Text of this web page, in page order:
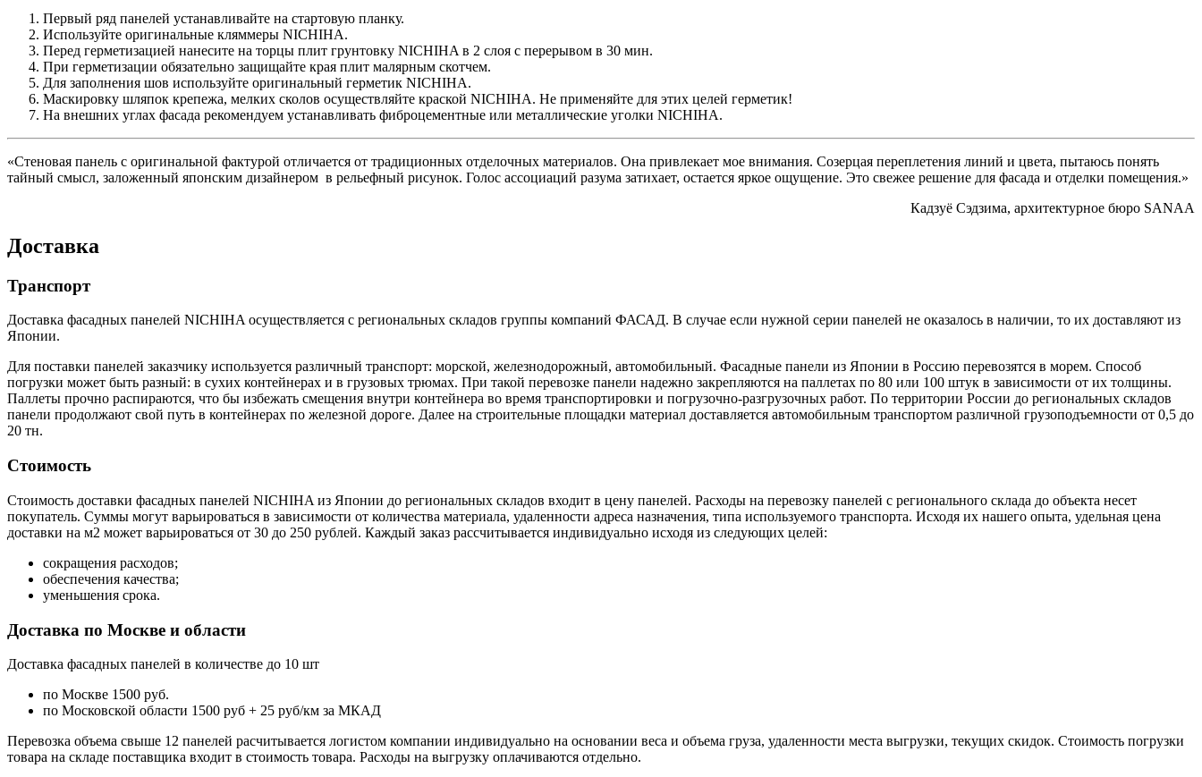
Первый ряд панелей устанавливайте на стартовую планку.
Используйте оригинальные кляммеры NICHIHA.
Перед герметизацией нанесите на торцы плит грунтовку NICHIHA в 2 слоя с перерывом в 30 мин.
При герметизации обязательно защищайте края плит малярным скотчем.
Для заполнения шов используйте оригинальный герметик NICHIHA.
Маскировку шляпок крепежа, мелких сколов осуществляйте краской NICHIHA. Не применяйте для этих целей герметик!
На внешних углах фасада рекомендуем устанавливать фиброцементные или металлические уголки NICHIHA.
«Стеновая панель с оригинальной фактурой отличается от традиционных отделочных материалов. Она привлекает мое внимания. Созерцая переплетения линий и цвета, пытаюсь понять
тайный смысл, заложенный японским дизайнером в рельефный рисунок. Голос ассоциаций разума затихает, остается яркое ощущение. Это свежее решение для фасада и отделки помещения.»
Кадзуё Сэдзима, архитектурное бюро SANAA
Доставка
Транспорт
Доставка фасадных панелей NICHIHA осуществляется с региональных складов группы компаний ФАСАД. В случае если нужной серии панелей не оказалось в наличии, то их доставляют из
Японии.
Для поставки панелей заказчику используется различный транспорт: морской, железнодорожный, автомобильный. Фасадные панели из Японии в Россию перевозятся в морем. Способ
погрузки может быть разный: в сухих контейнерах и в грузовых трюмах. При такой перевозке панели надежно закрепляются на паллетах по 80 или 100 штук в зависимости от их толщины.
Паллеты прочно распираются, что бы избежать смещения внутри контейнера во время транспортировки и погрузочно-разгрузочных работ. По территории России до региональных складов
панели продолжают свой путь в контейнерах по железной дороге. Далее на строительные площадки материал доставляется автомобильным транспортом различной грузоподъемности от 0,5 до
20 тн.
Стоимость
Стоимость доставки фасадных панелей NICHIHA из Японии до региональных складов входит в цену панелей. Расходы на перевозку панелей с регионального склада до объекта несет
покупатель. Суммы могут варьироваться в зависимости от количества материала, удаленности адреса назначения, типа используемого транспорта. Исходя их нашего опыта, удельная цена
доставки на м2 может варьироваться от 30 до 250 рублей. Каждый заказ рассчитывается индивидуально исходя из следующих целей:
сокращения расходов;
обеспечения качества;
уменьшения срока.
Доставка по Москве и области
Доставка фасадных панелей в количестве до 10 шт
по Москве 1500 руб.
по Московской области 1500 руб + 25 руб/км за МКАД
Перевозка объема свыше 12 панелей расчитывается логистом компании индивидуально на основании веса и объема груза, удаленности места выгрузки, текущих скидок. Стоимость погрузки
товара на складе поставщика входит в стоимость товара. Расходы на выгрузку оплачиваются отдельно.